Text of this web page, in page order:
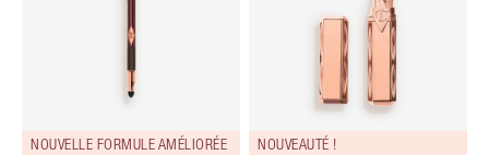
NOUVELLE FORMULE AMÉLIORÉE NOUVEAUTÉ !